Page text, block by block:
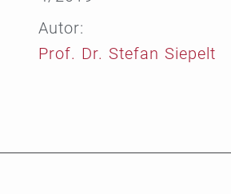
Autor:
Prof. Dr. Stefan Siepelt